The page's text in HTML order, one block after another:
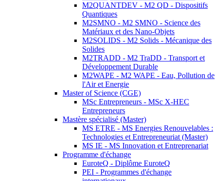
M2QUANTDEV - M2 QD - Dispositifs
Quantiques
M2SMNO - M2 SMNO - Science des
Matériaux et des Nano-Objets
M2SOLIDS - M2 Solids - Mécanique des
Solides
M2TRADD - M2 TraDD - Transport et
Développement Durable
M2WAPE - M2 WAPE - Eau, Pollution de
l'Air et Energie
Master of Science (CGE)
MSc Entrepreneurs - MSc X-HEC
Entrepreneurs
Mastère spécialisé (Master)
MS ETRE - MS Energies Renouvelables :
Technologies et Entrepreneuriat (Master)
MS IE - MS Innovation et Entreprenariat
Programme d'échange
EuroteQ - Diplôme EuroteQ
PEI - Programmes d'échange